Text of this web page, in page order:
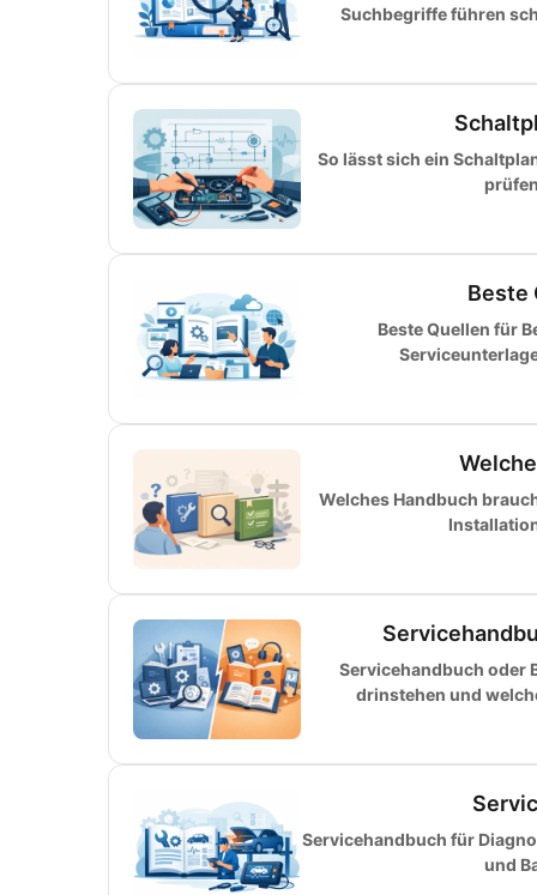
Suchbegriffe führen
So lässt sich ein
Beste
Beste Quellen für
Welches Handbuch
Servicehandbuch oder
drinstehen und
Servicehandbuch für
und